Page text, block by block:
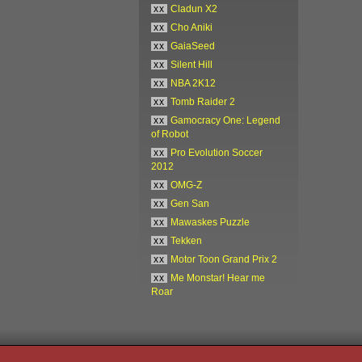
xx
Cladun X2
xx
Cho Aniki
xx
GaiaSeed
xx
Silent Hill
xx
NBA 2K12
xx
Tomb Raider 2
xx
Gamocracy One: Legend
of Robot
xx
Pro Evolution Soccer
2012
xx
OMG-Z
xx
Gen San
xx
Mawaskes Puzzle
xx
Tekken
xx
Motor Toon Grand Prix 2
xx
Me Monstar! Hear me
Roar